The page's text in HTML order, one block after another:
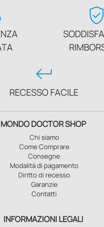
verified_user
keyboard_return
RECESSO FACILE
MONDO DOCTOR SHOP
Chi siamo
Come Comprare
Consegne
Modalità di pagamento
Diritto di recesso
Garanzie
Contatti
INFORMAZIONI LEGALI